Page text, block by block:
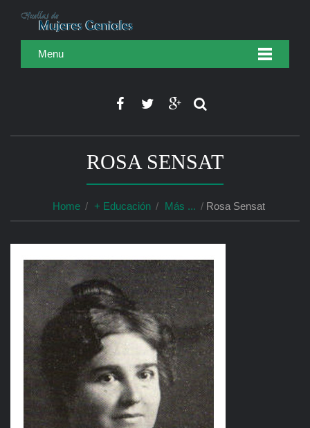
Menu
ROSA SENSAT
Home + Educación Más ... Rosa Sensat